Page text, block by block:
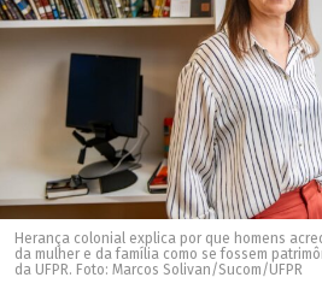
Herança colonial explica por que homens
da mulher e da família como se fossem
da UFPR. Foto: Marcos Solivan/Sucom/UFPR